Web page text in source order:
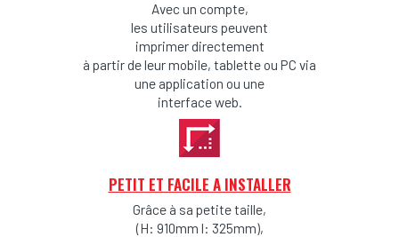
Avec un compte,
les utilisateurs peuvent
imprimer directement
à partir de leur mobile, tablette ou PC via
une application ou une
interface web.
PETIT ET FACILE A INSTALLER
Grâce à sa petite taille,
(H: 910mm l: 325mm),